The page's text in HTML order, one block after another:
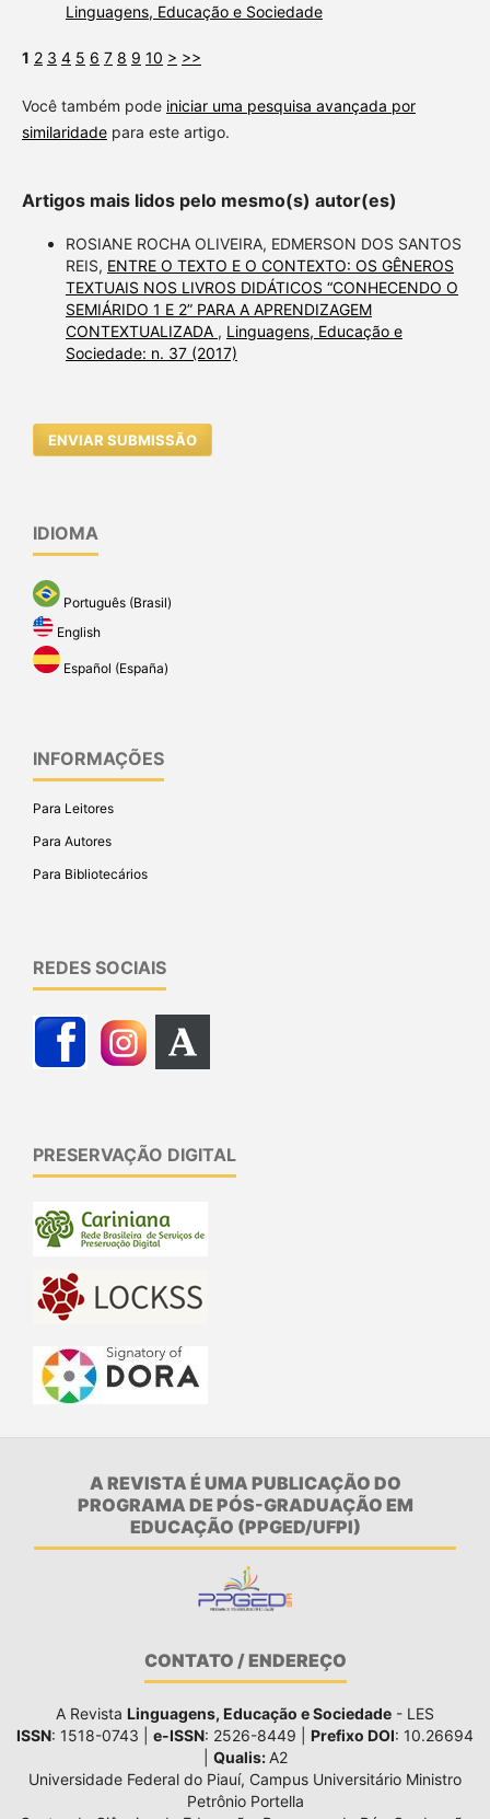
Linguagens, Educação e Sociedade
1 2 3 4 5 6 7 8 9 10 > >>
Você também pode iniciar uma pesquisa avançada por
similaridadepara este artigo.
Artigos mais lidos pelo mesmo(s) autor(es)
ROSIANE ROCHA OLIVEIRA, EDMERSON DOS SANTOS
REIS, ENTRE O TEXTO E O CONTEXTO: OS GÊNEROS
TEXTUAIS NOS LIVROS DIDÁTICOS “CONHECENDO O
SEMIÁRIDO 1 E 2” PARA A APRENDIZAGEM
CONTEXTUALIZADA , Linguagens, Educação e
Sociedade: n. 37 (2017)
ENVIAR SUBMISSÃO
IDIOMA
Português (Brasil)
English
Español (España)
INFORMAÇÕES
Para Leitores
Para Autores
Para Bibliotecários
REDES SOCIAIS
PRESERVAÇÃO DIGITAL
A REVISTA É UMA PUBLICAÇÃO DO
PROGRAMA DE PÓS-GRADUAÇÃO EM
EDUCAÇÃO (PPGED/UFPI)
CONTATO / ENDEREÇO
A Revista Linguagens, Educação e Sociedade - LES
ISSN: 1518-0743 | e-ISSN: 2526-8449 | Prefixo DOI: 10.26694
Qualis: A2
Universidade Federal do Piauí, Campus Universitário Ministro
Petrônio Portella